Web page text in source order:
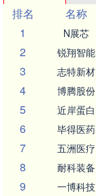
排名
名称
1
N展芯
2 锐翔智能
3 志特新材
4 博腾股份
5 近岸蛋白
6 毕得医药
7 五洲医疗
8 耐科装备
9 一博科技